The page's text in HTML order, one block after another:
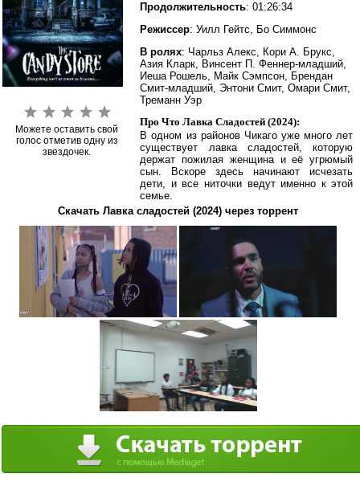
Можете оставить свой
голос отметив одну из
звездочек.
Продолжительность: 01:26:34
Режиссер: Уилл Гейтс, Бо Симмонс
В ролях: Чарльз Алекс, Кори А. Брукс,
Азия Кларк, Винсент П. Феннер-младший,
Иеша Рошель, Майк Сэмпсон, Брендан
Смит-младший, Энтони Смит, Омари Смит,
Треманн Уэр
Про Что Лавка Сладостей (2024):
В одном из районов Чикаго уже много лет
существует лавка сладостей, которую
держат пожилая женщина и её угрюмый
сын. Вскоре здесь начинают исчезать
дети, и все ниточки ведут именно к этой
семье.
Скачать Лавка сладостей (2024) через торрент